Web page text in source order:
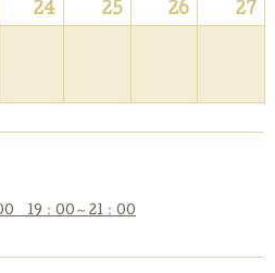
24 25 26 27
19：00～21：00